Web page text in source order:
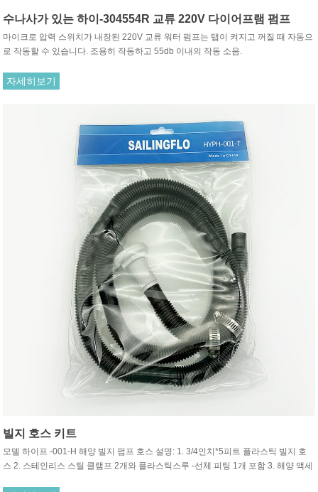
수나사가 있는 하이-304554R 교류 220V 다이어프램 펌프
마이크로 압력 스위치가 내장된 220V 교류 워터 펌프는 탭이 켜지고 꺼질 때 자동으
로 작동할 수 있습니다. 조용히 작동하고 55db 이내의 작동 소음.
자세히보기
빌지 호스 키트
모델 하이프 -001-H 해양 빌지 펌프 호스 설명: 1. 3/4인치*5피트 플라스틱 빌지 호
스 2. 스테인리스 스틸 클램프 2개와 플라스틱스루 -선체 피팅 1개 포함 3. 해양 액세